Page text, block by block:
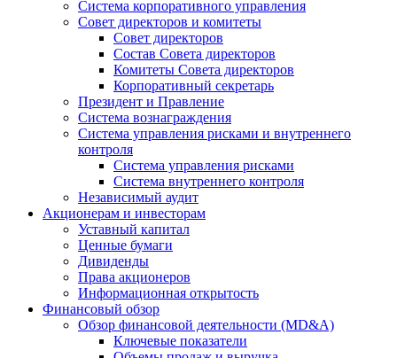
Система корпоративного управления
Совет директоров и комитеты
Совет директоров
Состав Совета директоров
Комитеты Совета директоров
Корпоративный секретарь
Президент и Правление
Система вознаграждения
Система управления рисками и внутреннего
контроля
Система управления рисками
Система внутреннего контроля
Независимый аудит
Акционерам и инвесторам
Уставный капитал
Ценные бумаги
Дивиденды
Права акционеров
Информационная открытость
Финансовый обзор
Обзор финансовой деятельности (MD&A)
Ключевые показатели